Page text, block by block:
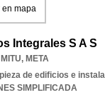
en mapa
Integrales S A S
MITU, META
de edificios e
SIMPLIFICADA